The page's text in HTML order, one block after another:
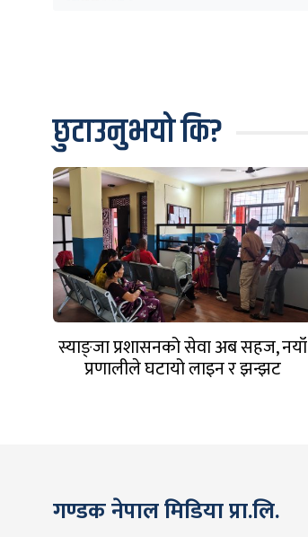
छुटाउनुभयो कि?
स्याङ्जा प्रशासनको सेवा अब सहज, नयाँ
प्रणालीले घटायो लाइन र झन्झट
गण्डक नेपाल मिडिया प्रा.लि.